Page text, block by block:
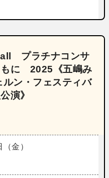
プラチナコンサ
に 2025《五嶋み
ン・フェスティバ
演》
金）